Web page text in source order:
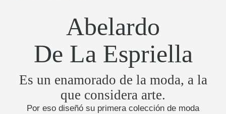
Abelardo
De La Espriella
Es un enamorado de la moda, a la
que considera arte.
Por eso diseñó su primera colección de moda